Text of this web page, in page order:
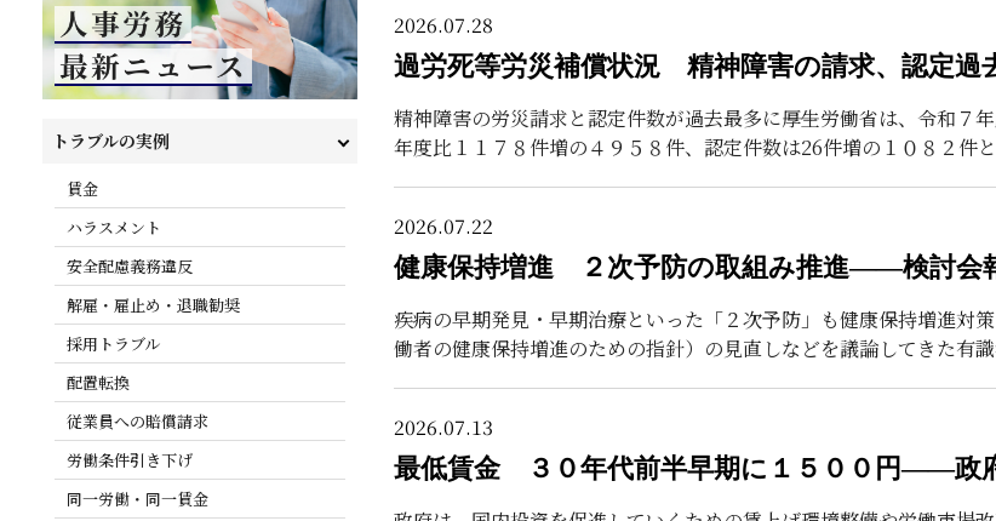
トラブルの実例
賃金
ハラスメント
安全配慮義務違反
解雇・雇止め・退職勧奨
採用トラブル
配置転換
従業員への賠償請求
労働条件引き下げ
同一労働・同一賃金
2026.07.28
過労死等労災補償状況 精神障害の請求、認定
精神障害の労災請求と認定件数が過去最多に――厚生労働省は、令和
年度比１１７８件増の４９５８件、認定件数は26件増の１０８２件
2026.07.22
健康保持増進 ２次予防の取組み推進――検討会
疾病の早期発見・早期治療といった「２次予防」も健康保持増進対
働者の健康保持増進のための指針）の見直しなどを議論してきた有
2026.07.13
最低賃金 ３０年代前半早期に１５００円――政